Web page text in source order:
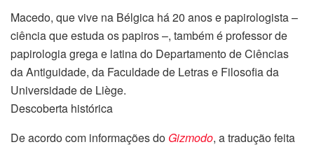
Macedo, que vive na Bélgica há 20 anos e papirologista –
ciência que estuda os papiros –, também é professor de
papirologia grega e latina do Departamento de Ciências
da Antiguidade, da Faculdade de Letras e Filosofia da
Universidade de Liège.
Descoberta histórica
De acordo com informações do Gizmodo, a tradução feita